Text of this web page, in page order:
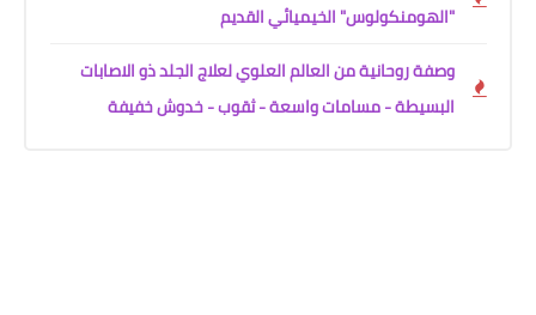
"الهومنكولوس" الخيميائي القديم
وصفة روحانية من العالم العلوي لعلاج الجلد ذو الاصابات
البسيطة - مسامات واسعة - ثقوب - خدوش خفيفة